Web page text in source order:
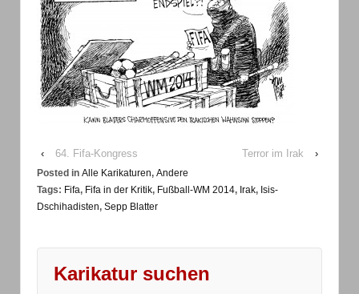
‹ 64. Fifa-Kongress Terror im Irak ›
Posted in Alle Karikaturen, Andere
Tags: Fifa, Fifa in der Kritik, Fußball-WM 2014, Irak, Isis-
Dschihadisten, Sepp Blatter
Karikatur suchen